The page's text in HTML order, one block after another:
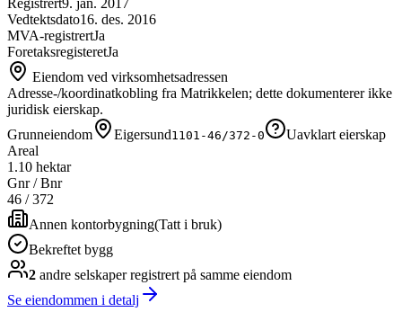
Vedtektsdato16. des. 2016
MVA-registrertJa
ForetaksregisteretJa
Eiendom ved virksomhetsadressen
Adresse-/koordinatkobling fra Matrikkelen; dette dokumenterer ikke
juridisk eierskap.
Grunneiendom
Eigersund1101-46/372-0
Uavklart eierskap
Areal
1.10 hektar
Gnr / Bnr
46 /372
Annen kontorbygning(Tatt i bruk)
Bekreftet bygg
2 andre selskaperregistrert på samme eiendom
Se eiendommen i detalj